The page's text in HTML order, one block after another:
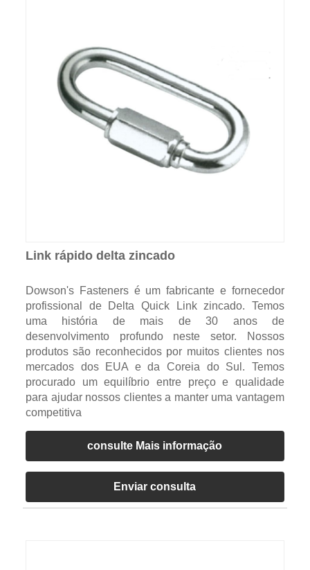
Link rápido delta zincado
Dowson's Fasteners é um fabricante e fornecedor
profissional de Delta Quick Link zincado. Temos
uma história de mais de 30 anos de
desenvolvimento profundo neste setor. Nossos
produtos são reconhecidos por muitos clientes nos
mercados dos EUA e da Coreia do Sul. Temos
procurado um equilíbrio entre preço e qualidade
para ajudar nossos clientes a manter uma vantagem
competitiva
consulte Mais informação
Enviar consulta